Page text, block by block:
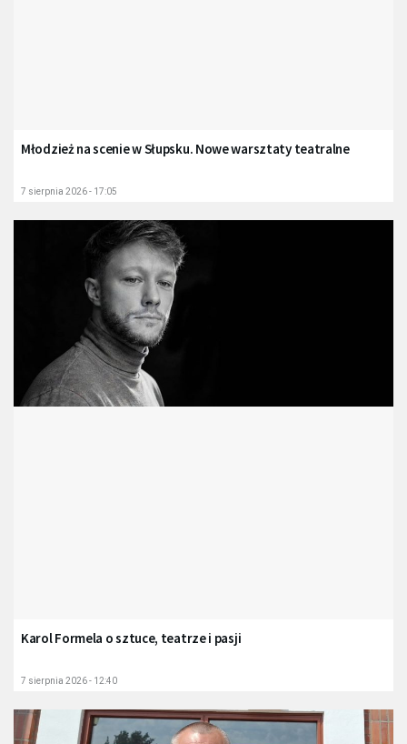
Młodzież na scenie w Słupsku. Nowe warsztaty teatralne
7 sierpnia 2026 - 17:05
Karol Formela o sztuce, teatrze i pasji
7 sierpnia 2026 - 12:40